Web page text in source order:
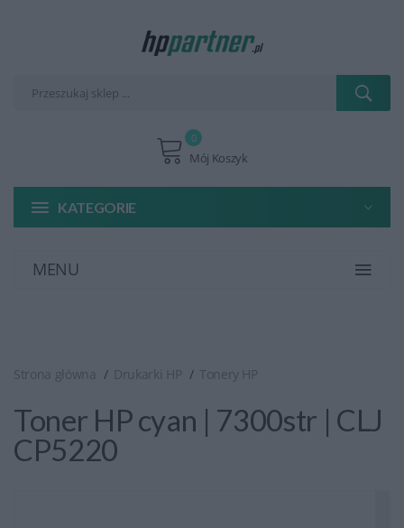
Mój Koszyk
0
KATEGORIE
MENU
Strona główna Drukarki HP Tonery HP
Toner HP cyan | 7300str | CLJ
CP5220